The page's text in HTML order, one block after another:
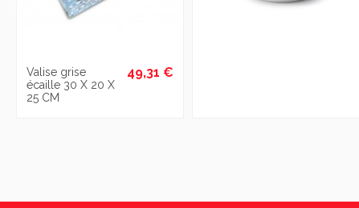
Valise grise
écaille 30 X 20 X
25 CM
49,31 €